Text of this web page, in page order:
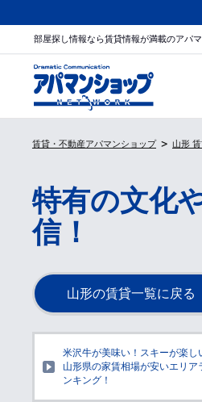
部屋探し情報なら賃貸情報が満載のアパ
賃貸・不動産アパマンショップ 山形
特有の文化
信！
山形の賃貸一覧に戻る
米沢牛が美味い！スキーが楽し
山形県の家賃相場が安いエリア
ンキング！